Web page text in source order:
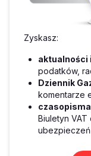
Zyskasz:
aktualności
podatków,
Dziennik
komentarze
czasopisma
Biuletyn VAT
ubezpieczeń